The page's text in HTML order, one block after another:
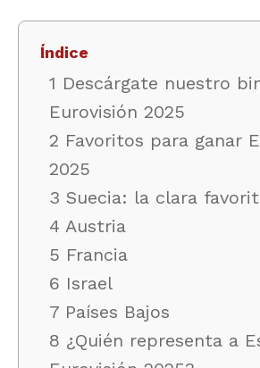
Índice
1 Descárgate nuestro
Eurovisión 2025
2 Favoritos para ganar
2025
3 Suecia: la clara
4 Austria
5 Francia
6 Israel
7 Países Bajos
8 ¿Quién representa a